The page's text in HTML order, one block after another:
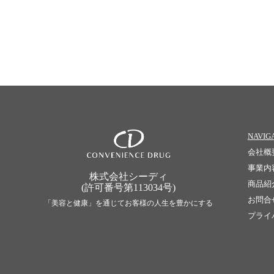
株式会社シーディ
(許可番号第113034号)
「美容と健康」を通じてお客様の人生を豊かにする
会社概
事業内
商品紹
お問合
プライ